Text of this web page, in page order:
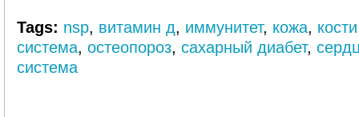
Tags: nsp, витамин д, иммунитет, кожа, кости
система, остеопороз, сахарный диабет,
система